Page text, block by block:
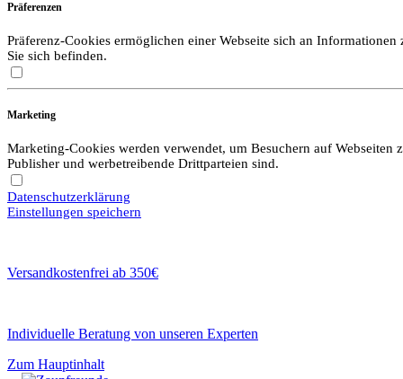
Präferenzen
Präferenz-Cookies ermöglichen einer Webseite sich an
Sie sich befinden.
Marketing
Marketing-Cookies werden verwendet, um Besuchern auf
Publisher und werbetreibende Drittparteien sind.
Datenschutzerklärung
Einstellungen speichern
Versandkostenfrei ab 350€
Individuelle Beratung von unseren Experten
Zum Hauptinhalt